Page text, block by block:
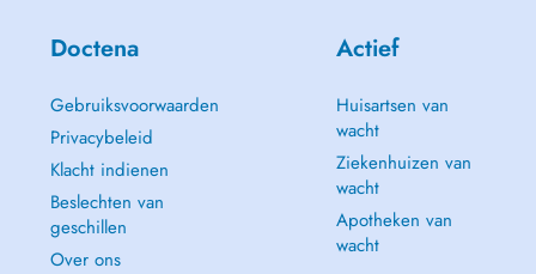
Doctena
Gebruiksvoorwaarden
Privacybeleid
Klacht indienen
Beslechten van
geschillen
Over ons
Actief
Huisartsen van
wacht
Ziekenhuizen van
wacht
Apotheken van
wacht